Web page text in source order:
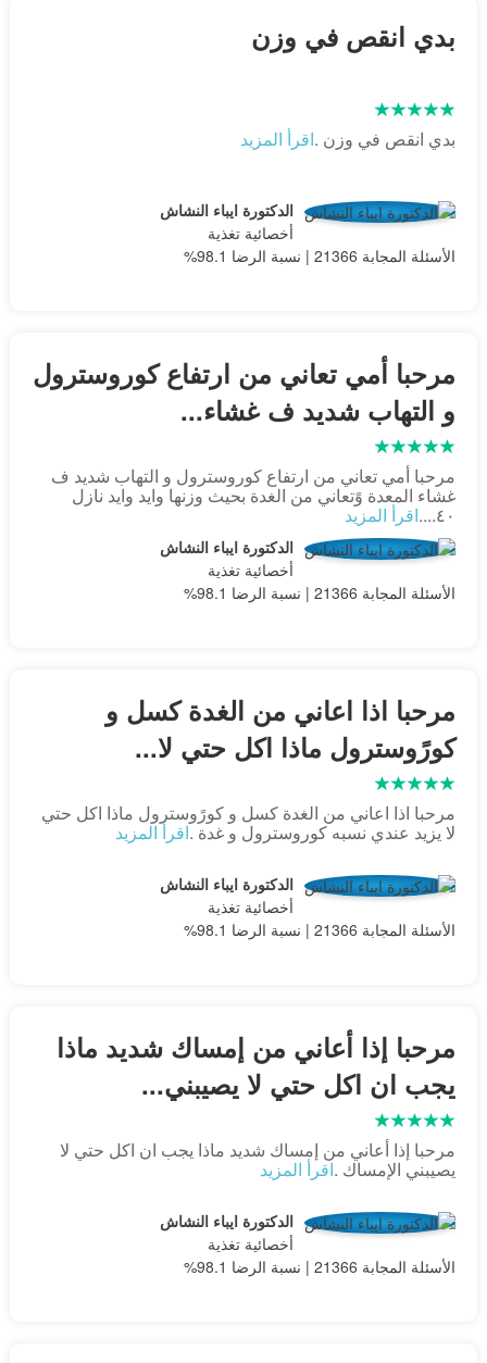
بدي انقص في وزن
بدي انقص في وزن .اقرأ المزيد
الدكتورة ايباء النشاش
أخصائية تغذية
الأسئلة المجابة 21366 | نسبة الرضا 98.1%
مرحبا أمي تعاني من ارتفاع كوروسترول
و التهاب شديد ف غشاء...
مرحبا أمي تعاني من ارتفاع كوروسترول و التهاب شديد ف
غشاء المعدة وًتعاني من الغدة بحيث وزنها وايد وايد نازل
٤٠.... اقرأ المزيد
الدكتورة ايباء النشاش
أخصائية تغذية
الأسئلة المجابة 21366 | نسبة الرضا 98.1%
مرحبا اذا اعاني من الغدة كسل و
كورًوسترول ماذا اكل حتي لا...
مرحبا اذا اعاني من الغدة كسل و كورًوسترول ماذا اكل حتي
لا يزيد عندي نسبه كوروسترول و غدة .اقرأ المزيد
الدكتورة ايباء النشاش
أخصائية تغذية
الأسئلة المجابة 21366 | نسبة الرضا 98.1%
مرحبا إذا أعاني من إمساك شديد ماذا
يجب ان اكل حتي لا يصيبني...
مرحبا إذا أعاني من إمساك شديد ماذا يجب ان اكل حتي لا
يصيبني الإمساك .اقرأ المزيد
الدكتورة ايباء النشاش
أخصائية تغذية
الأسئلة المجابة 21366 | نسبة الرضا 98.1%